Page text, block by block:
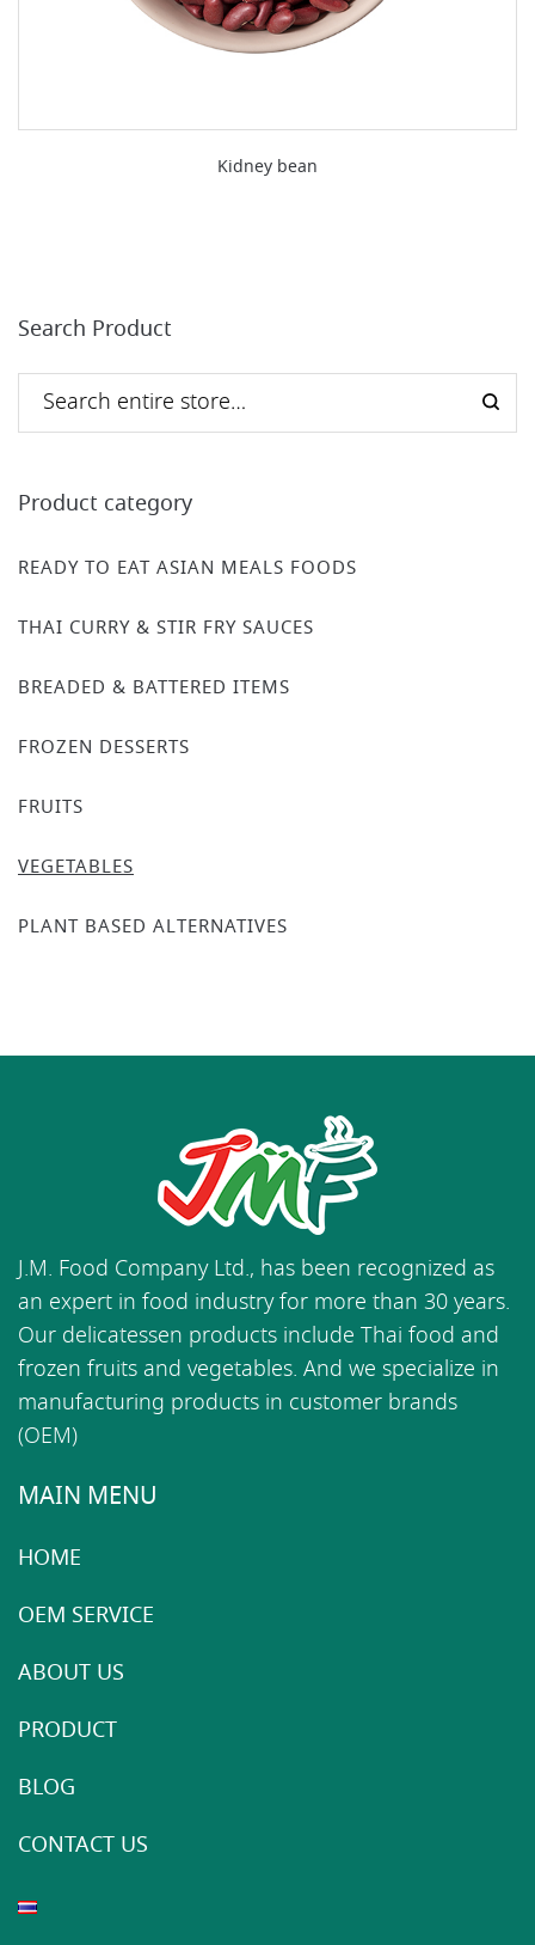
Kidney bean
Search Product
Product category
READY TO EAT ASIAN MEALS FOODS
THAI CURRY & STIR FRY SAUCES
BREADED & BATTERED ITEMS
FROZEN DESSERTS
FRUITS
VEGETABLES
PLANT BASED ALTERNATIVES
J.M. Food Company Ltd., has been recognized as
an expert in food industry for more than 30 years.
Our delicatessen products include Thai food and
frozen fruits and vegetables. And we specialize in
manufacturing products in customer brands
(OEM)
MAIN MENU
HOME
OEM SERVICE
ABOUT US
PRODUCT
BLOG
CONTACT US